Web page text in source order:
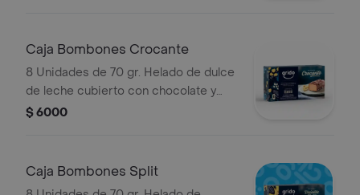
Caja Bombones Crocante
8 Unidades de 70 gr. Helado de dulce
de leche cubierto con chocolate y
cereal inflado.
$ 6000
Caja Bombones Split